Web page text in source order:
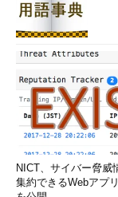
NICT、サイバー脅威
集約できるWebアプ